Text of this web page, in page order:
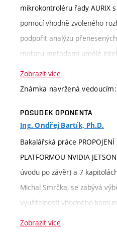
mikrokontroléru řady AURIX
pomocí vhodně zvoleného
podpořit analýzu
motoru metodami umělé
kterými se student při řešení
popsal v bakalářské práci.
Z možných řešení vybral
Ethernetovém rozhraní. Ty
různých mikrokontrolérech
považuji za správné a dle
volby vývojového kitu pro
ověření druhého rozhraní,
Zobrazit více
Známka navržená
POSUDEK OPONENTA
Ing. Ondřej Bartík, Ph.D.
Bakalářská práce PROPOJENÍ
PLATFORMOU NVIDIA
úvodu po závěr) a 7
Michal Smrčka, se zabývá
využitelnosti vhodného
Zobrazit více